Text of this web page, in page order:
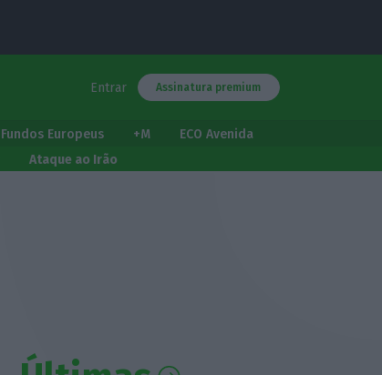
Entrar Assinatura premium
Fundos Europeus +M
ECO Avenida
Ataque ao Irão